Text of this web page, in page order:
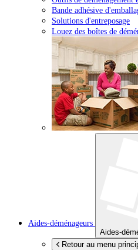
Bande adhésive
Solutions d'entreposage
Louez des boîtes de
Aides-déménageurs
Aides-
Retour au menu